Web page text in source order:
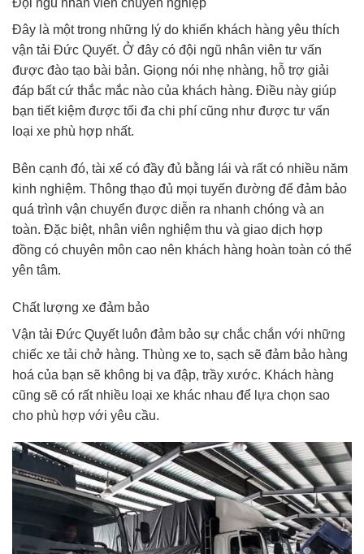
Đội ngũ nhân viên chuyên nghiệp
Đây là một trong những lý do khiến khách hàng yêu thích
vận tải Đức Quyết. Ở đây có đội ngũ nhân viên tư vấn
được đào tạo bài bản. Giọng nói nhẹ nhàng, hỗ trợ giải
đáp bất cứ thắc mắc nào của khách hàng. Điều này giúp
bạn tiết kiệm được tối đa chi phí cũng như được tư vấn
loại xe phù hợp nhất.
Bên cạnh đó, tài xế có đầy đủ bằng lái và rất có nhiều năm
kinh nghiệm. Thông thạo đủ mọi tuyến đường để đảm bảo
quá trình vận chuyển được diễn ra nhanh chóng và an
toàn. Đặc biệt, nhân viên nghiệm thu và giao dịch hợp
đồng có chuyên môn cao nên khách hàng hoàn toàn có thể
yên tâm.
Chất lượng xe đảm bảo
Vận tải Đức Quyết luôn đảm bảo sự chắc chắn với những
chiếc xe tải chở hàng. Thùng xe to, sạch sẽ đảm bảo hàng
hoá của bạn sẽ không bị va đập, trầy xước. Khách hàng
cũng sẽ có rất nhiều loại xe khác nhau để lựa chọn sao
cho phù hợp với yêu cầu.